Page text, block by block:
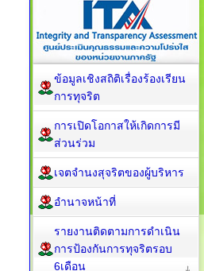
ข้อมูลเชิงสถิติเรื่องร้องเรียน
การทุจริต
การเปิดโอกาสให้เกิดการมี
ส่วนร่วม
เจตจำนงสุจริตของผู้บริหาร
อำนาจหน้าที่
รายงานติดตามการดำเนิน
การป้องกันการทุจริตรอบ
6เดือน